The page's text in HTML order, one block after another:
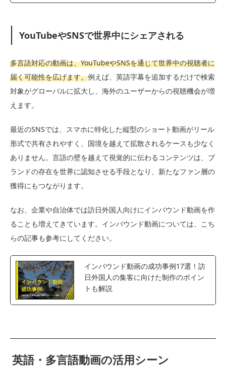
YouTubeやSNSで世界中にシェアされる
多言語対応の動画は、YouTubeやSNSを通じて世界中の視聴者に
届く可能性を広げます。例えば、英語字幕を追加するだけで検索
対象がグローバルに拡大し、海外のユーザーからの視聴機会が増
えます。
最近のSNSでは、スマホに特化した縦型のショート動画がリール
形式で共有されやすく、国境を越えて拡散されるケースも少なく
ありません。言語の壁を越えて視覚的に伝わるコンテンツは、ブ
ランドの存在を世界に認知させる手段となり、新たなファン層の
獲得にもつながります。
なお、企業や自治体では訪日外国人向けにインバウンド動画を作
ることも増えてきています。インバウンド動画については、こち
らの記事も参考にしてください。
インバウンド動画の成功事例17選！訪
日外国人の集客に向けた制作のポイン
トも解説
英語・多言語動画の活用シーン